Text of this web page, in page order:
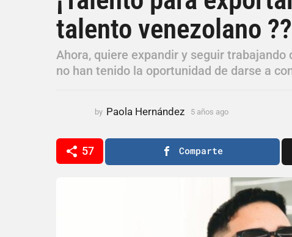
ñ
o
s
a
o
o
a
talento venezolano ??
Ahora, quiere expandir y seguir
no han tenido la oportunidad de darse a
by Paola Hernández 5 años ago
g
57 Comparte